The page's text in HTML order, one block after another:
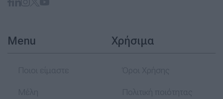
Menu Χρήσιμα